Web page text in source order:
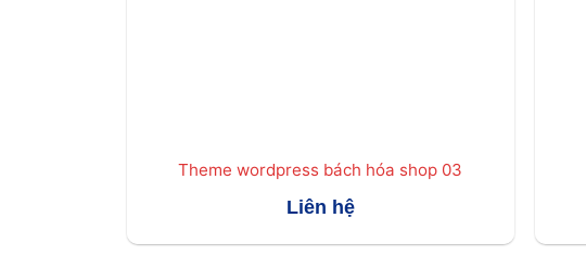
Theme wordpress bách hóa shop 03
Liên hệ